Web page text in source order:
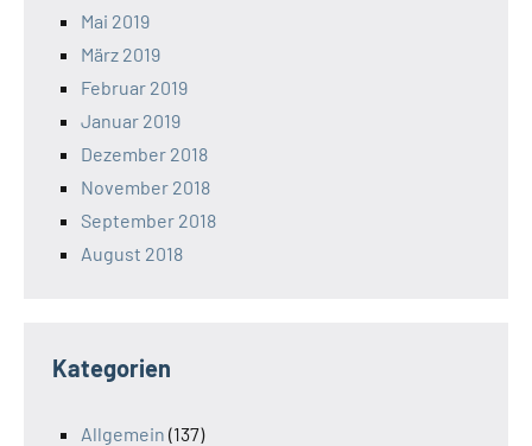
Mai 2019
März 2019
Februar 2019
Januar 2019
Dezember 2018
November 2018
September 2018
August 2018
Kategorien
Allgemein (137)